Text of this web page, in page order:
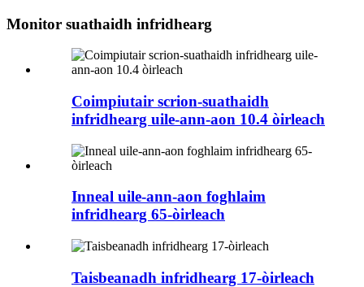
Monitor suathaidh infridhearg
Coimpiutair scrion-suathaidh
infridhearg uile-ann-aon 10.4 òirleach
Inneal uile-ann-aon foghlaim
infridhearg 65-òirleach
Taisbeanadh infridhearg 17-òirleach